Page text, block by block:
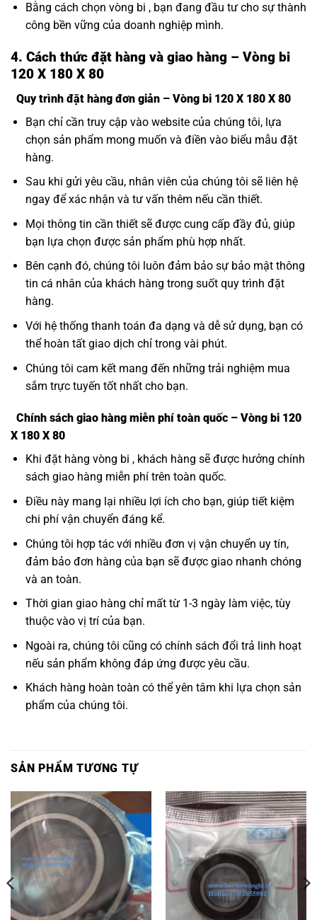
Bằng cách chọn vòng bi , bạn đang đầu tư cho sự thành
công bền vững của doanh nghiệp mình.
4. Cách thức đặt hàng và giao hàng – Vòng bi
120 X 180 X 80
Quy trình đặt hàng đơn giản – Vòng bi 120 X 180 X 80
Bạn chỉ cần truy cập vào website của chúng tôi, lựa
chọn sản phẩm mong muốn và điền vào biểu mẫu đặt
hàng.
Sau khi gửi yêu cầu, nhân viên của chúng tôi sẽ liên hệ
ngay để xác nhận và tư vấn thêm nếu cần thiết.
Mọi thông tin cần thiết sẽ được cung cấp đầy đủ, giúp
bạn lựa chọn được sản phẩm phù hợp nhất.
Bên cạnh đó, chúng tôi luôn đảm bảo sự bảo mật thông
tin cá nhân của khách hàng trong suốt quy trình đặt
hàng.
Với hệ thống thanh toán đa dạng và dễ sử dụng, bạn có
thể hoàn tất giao dịch chỉ trong vài phút.
Chúng tôi cam kết mang đến những trải nghiệm mua
sắm trực tuyến tốt nhất cho bạn.
Chính sách giao hàng miễn phí toàn quốc – Vòng bi 120
X 180 X 80
Khi đặt hàng vòng bi , khách hàng sẽ được hưởng chính
sách giao hàng miễn phí trên toàn quốc.
Điều này mang lại nhiều lợi ích cho bạn, giúp tiết kiệm
chi phí vận chuyển đáng kể.
Chúng tôi hợp tác với nhiều đơn vị vận chuyển uy tín,
đảm bảo đơn hàng của bạn sẽ được giao nhanh chóng
và an toàn.
Thời gian giao hàng chỉ mất từ 1-3 ngày làm việc, tùy
thuộc vào vị trí của bạn.
Ngoài ra, chúng tôi cũng có chính sách đổi trả linh hoạt
nếu sản phẩm không đáp ứng được yêu cầu.
Khách hàng hoàn toàn có thể yên tâm khi lựa chọn sản
phẩm của chúng tôi.
SẢN PHẨM TƯƠNG TỰ